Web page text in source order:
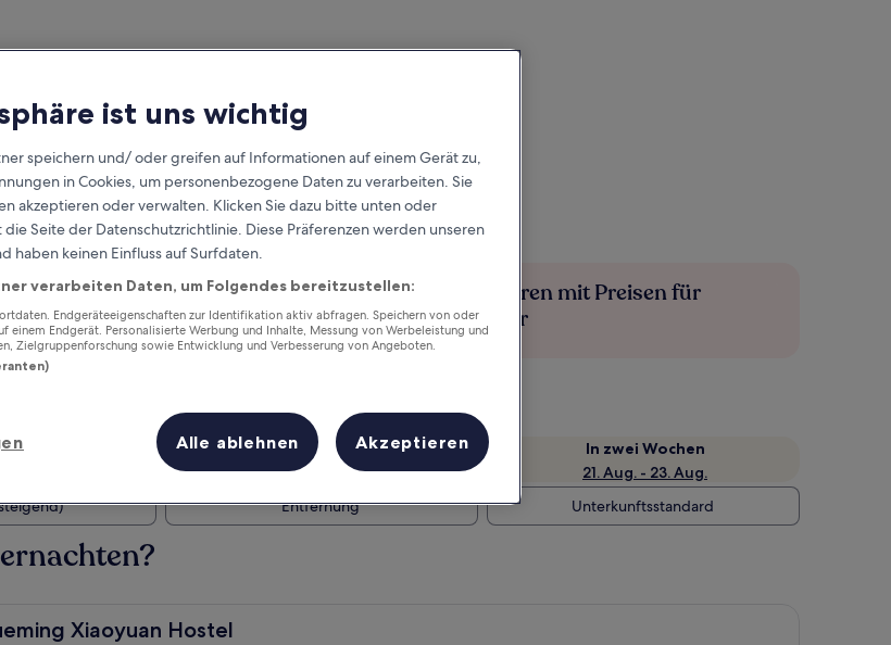
Verdiene Prämien für jede
wahrgenommene Übernachtung
Mehr sparen mit Preisen für
Mitglieder
Nächstes Wochenende
14. Aug. - 16. Aug.
In zwei Wochen
21. Aug. - 23. Aug.
Entfernung Unterkunftsstandard
Xiaoyuan Hostel
Xiaoyuan Hostel
ist uns wichtig
speichern und/ oder greifen auf Informationen auf einem Gerät zu,
in Cookies, um personenbezogene Daten zu verarbeiten. Sie
akzeptieren oder verwalten. Klicken Sie dazu bitte unten oder
die Seite der Datenschutzrichtlinie. Diese Präferenzen werden unseren
haben keinen Einfluss auf Surfdaten.
verarbeiten Daten, um Folgendes bereitzustellen:
Endgeräteeigenschaften zur Identifikation aktiv abfragen. Speichern von oder
einem Endgerät. Personalisierte Werbung und Inhalte, Messung von Werbeleistung und
Zielgruppenforschung sowie Entwicklung und Verbesserung von Angeboten.
Alle ablehnen Akzeptieren